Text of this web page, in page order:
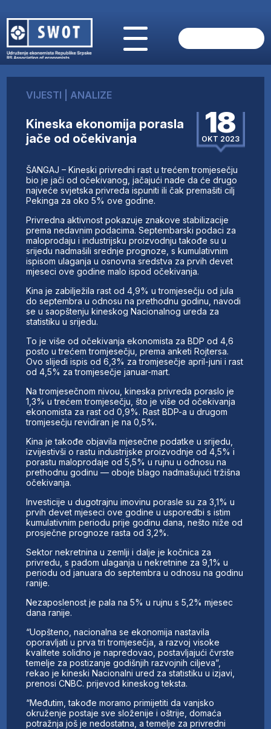
O NAMA
AKTUELNO
ANALIZE
FINANSIJE
IZ STRANIH MEDIJA
AKTIVNOSTI
SWOT INTERVJU
UČLANI SE
KONTAKT
VIJESTI ANALIZE
Kineska ekonomija porasla
jače od očekivanja
18
OKT 2023
ŠANGAJ – Kineski privredni rast u trećem tromjesečju
bio je jači od očekivanog, jačajući nade da će drugo
najveće svjetska privreda ispuniti ili čak premašiti cilj
Pekinga za oko 5% ove godine.
Privredna aktivnost pokazuje znakove stabilizacije
prema nedavnim podacima. Septembarski podaci za
maloprodaju i industrijsku proizvodnju takođe su u
srijedu nadmašili srednje prognoze, s kumulativnim
ispisom ulaganja u osnovna sredstva za prvih devet
mjeseci ove godine malo ispod očekivanja.
Kina je zabilježila rast od 4,9% u tromjesečju od jula
do septembra u odnosu na prethodnu godinu, navodi
se u saopštenju kineskog Nacionalnog ureda za
statistiku u srijedu.
To je više od očekivanja ekonomista za BDP od 4,6
posto u trećem tromjesečju, prema anketi Rojtersa.
Ovo slijedi ispis od 6,3% za tromjesečje april-juni i rast
od 4,5% za tromjesečje januar-mart.
Na tromjesečnom nivou, kineska privreda poraslo je
1,3% u trećem tromjesečju, što je više od očekivanja
ekonomista za rast od 0,9%. Rast BDP-a u drugom
tromjesečju revidiran je na 0,5%.
Kina je takođe objavila mjesečne podatke u srijedu,
izvijestivši o rastu industrijske proizvodnje od 4,5% i
porastu maloprodaje od 5,5% u rujnu u odnosu na
prethodnu godinu — oboje blago nadmašujući tržišna
očekivanja.
Investicije u dugotrajnu imovinu porasle su za 3,1% u
prvih devet mjeseci ove godine u usporedbi s istim
kumulativnim periodu prije godinu dana, nešto niže od
prosječne prognoze rasta od 3,2%.
Sektor nekretnina u zemlji i dalje je kočnica za
privredu, s padom ulaganja u nekretnine za 9,1% u
periodu od januara do septembra u odnosu na godinu
ranije.
Nezaposlenost je pala na 5% u rujnu s 5,2% mjesec
dana ranije.
“Uopšteno, nacionalna se ekonomija nastavila
oporavljati u prva tri tromjesečja, a razvoj visoke
kvalitete solidno je napredovao, postavljajući čvrste
temelje za postizanje godišnjih razvojnih ciljeva”,
rekao je kineski Nacionalni ured za statistiku u izjavi,
prenosi CNBC. prijevod kineskog teksta.
“Međutim, takođe moramo primijetiti da vanjsko
okruženje postaje sve složenije i oštrije, domaća
potražnja još je nedostatna, a temelje za privredni